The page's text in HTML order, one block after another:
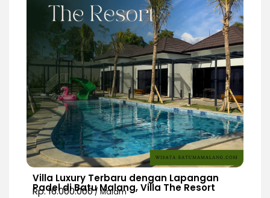
Villa Luxury Terbaru dengan Lapangan
Padel di Batu Malang, Villa The Resort
Rp. 16.000.000/ Malam